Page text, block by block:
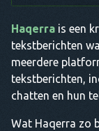
Haqerra is een
tekstberichten
meerdere
tekstberichten,
chatten en hun
Wat Haqerra zo